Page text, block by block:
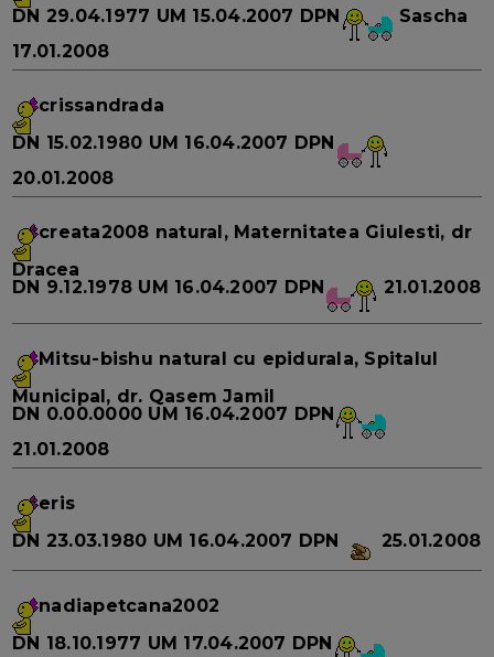
DN 29.04.1977 UM 15.04.2007 DPN
Sascha
17.01.2008
crissandrada
DN 15.02.1980 UM 16.04.2007 DPN
20.01.2008
creata2008 natural, Maternitatea Giulesti, dr
Dracea
DN 9.12.1978 UM 16.04.2007 DPN 21.01.2008
Mitsu-bishu natural cu epidurala, Spitalul
Municipal, dr. Qasem Jamil
DN 0.00.0000 UM 16.04.2007 DPN
21.01.2008
eris
DN 23.03.1980 UM 16.04.2007 DPN 25.01.2008
nadiapetcana2002
DN 18.10.1977 UM 17.04.2007 DPN